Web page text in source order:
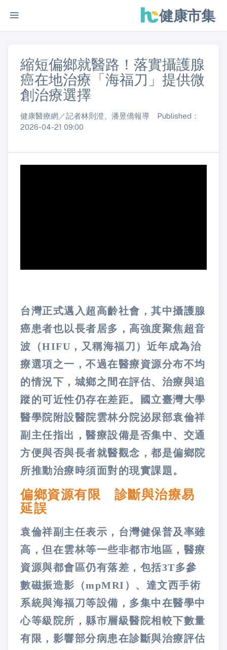
健康市集
縮短偏鄉就醫路！落實攝護腺
癌在地治療「海福刀」提供微
創治療選擇
健康醫療網／記者林則澄、潘昱僑報導 Published：
2026-04-21 09:00
台灣正式邁入超高齡社會，其中攝護腺
癌患者也以長者居多，高強度聚焦超音
波（HIFU，又稱海福刀）近年成為治
療選項之一，不過在醫療資源分布不均
的情況下，城鄉之間在評估、治療與追
蹤的可近性仍存在差距。國立臺灣大學
醫學院附設醫院雲林分院泌尿部袁倫祥
副主任指出，醫療設備是否集中、交通
方便與否與長者就醫觀念，都是偏鄉院
所推動治療時須面對的現實課題。
偏鄉資源有限 診斷與治療易
延誤
袁倫祥副主任表示，台灣健保普及率雖
高，但在雲林等一些非都市地區，醫療
資源與都會區仍有落差，包括3T多參
數磁振造影（mpMRI）、達文西手術
系統與海福刀等設備，多集中在醫學中
心等級院所，縣市層級醫院相較下數量
有限，影響部分病患在診斷與治療評估